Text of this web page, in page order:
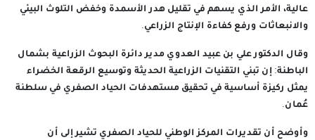
عالية، الأمر الذي يسهم في تقليل هدر الأسمدة وخفض التلوث البيئي
والانبعاثات ورفع كفاءة الإنتاج الزراعي.
وقال الدكتور علي بن عبيد العدوي مدير دائرة البحوث الزراعية بشمال
الباطنة: إن تبني التقنيات الزراعية الحديثة وتوسيع الرقعة الخضراء
يمثل ركيزة أساسية في تحقيق مستهدفات الحياد الصفري في سلطنة
عُمان.
وأوضح أن تقديرات المركز الوطني للحياد الصفري تشير إلى أن